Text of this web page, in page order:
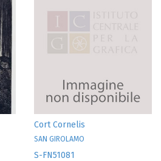
Cort Cornelis
SAN GIROLAMO
S-FN51081